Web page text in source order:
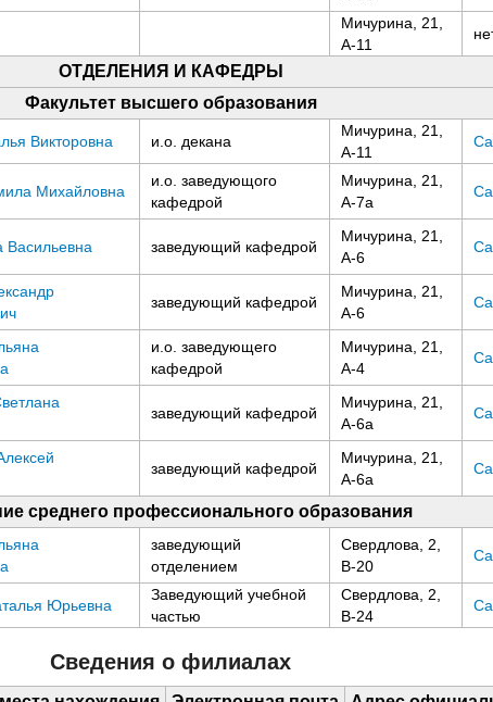
Мичурина, 21,
А-11
ОТДЕЛЕНИЯ И КАФЕДРЫ
Факультет высшего образования
Викторовна и.о. декана
Мичурина, 21,
А-11
Михайловна
и.о. заведующого
кафедрой
Мичурина, 21,
А-7а
заведующий кафедрой
Мичурина, 21,
А-6
заведующий кафедрой
Мичурина, 21,
А-6
и.о. заведующего
кафедрой
Мичурина, 21,
А-4
заведующий кафедрой
Мичурина, 21,
А-6а
заведующий кафедрой
Мичурина, 21,
А-6а
среднего профессионального образования
заведующий
отделением
Свердлова, 2,
В-20
Юрьевна
Заведующий учебной
частью
Свердлова, 2,
В-24
Сведения о филиалах